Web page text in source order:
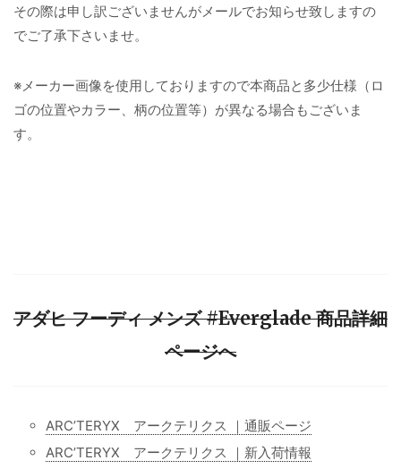
その際は申し訳ございませんがメールでお知らせ致しますの
でご了承下さいませ。
※メーカー画像を使用しておりますので本商品と多少仕様（ロ
ゴの位置やカラー、柄の位置等）が異なる場合もございま
す。
アダヒ フーディ メンズ #Everglade 商品詳細
ページへ
ARC’TERYX アークテリクス ｜通販ページ
ARC’TERYX アークテリクス ｜新入荷情報